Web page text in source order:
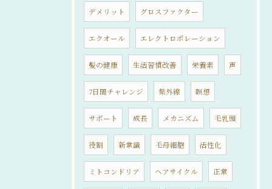
デメリット グロスファクター
エクオール エレクトロポレーション
髪の健康 生活習慣改善 栄養素 声
7日間チャレンジ 紫外線 瞑想
サポート 成長 メカニズム 毛乳頭
役割 新常識 毛母細胞 活性化
ミトコンドリア ヘアサイクル 正常